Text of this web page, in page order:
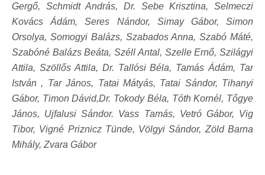
Gergő, Schmidt András, Dr. Sebe Krisztina, Selmeczi
Kovács Ádám, Seres Nándor, Simay Gábor, Simon
Orsolya, Somogyi Balázs, Szabados Anna, Szabó Máté,
Szabóné Balázs Beáta, Széll Antal, Szelle Ernő, Szilágyi
Attila, Szöllős Attila, Dr. Tallósi Béla, Tamás Ádám, Tar
István , Tar János, Tatai Mátyás, Tatai Sándor, Tihanyi
Gábor, Timon Dávid,Dr. Tokody Béla, Tóth Kornél, Tőgye
János, Ujfalusi Sándor. Vass Tamás, Vetró Gábor, Vig
Tibor, Vigné Priznicz Tünde, Völgyi Sándor, Zöld Barna
Mihály, Zvara Gábor